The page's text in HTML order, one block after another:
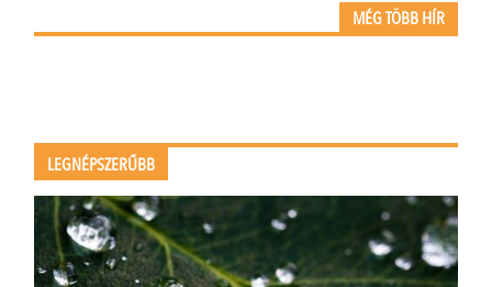
MÉG TÖBB HÍR
LEGNÉPSZERŰBB